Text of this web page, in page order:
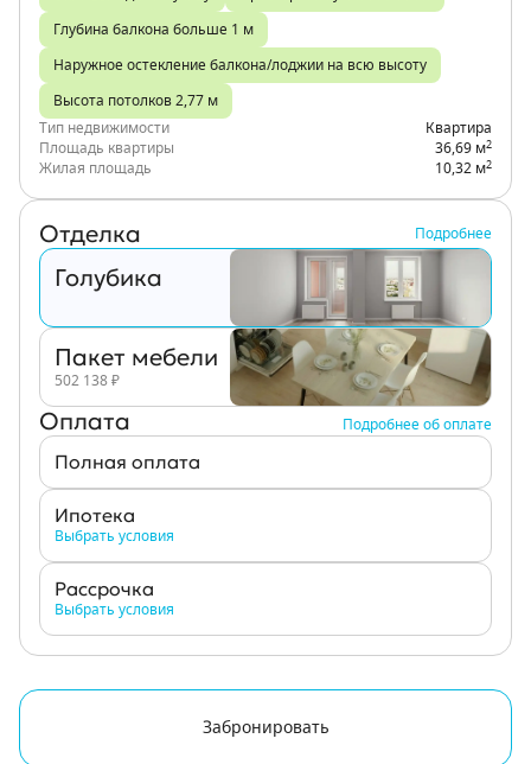
Глубина балкона больше 1 м
Наружное остекление балкона/лоджии на всю высоту
Высота потолков 2,77 м
Тип недвижимости
Квартира
Площадь квартиры
36,69 м2
Жилая площадь 10,32 м2
Отделка Подробнее
Голубика
Пакет мебели
502 138 ₽
Оплата Подробнее об оплате
Полная оплата
Ипотека
Выбрать условия
Рассрочка
Выбрать условия
Забронировать